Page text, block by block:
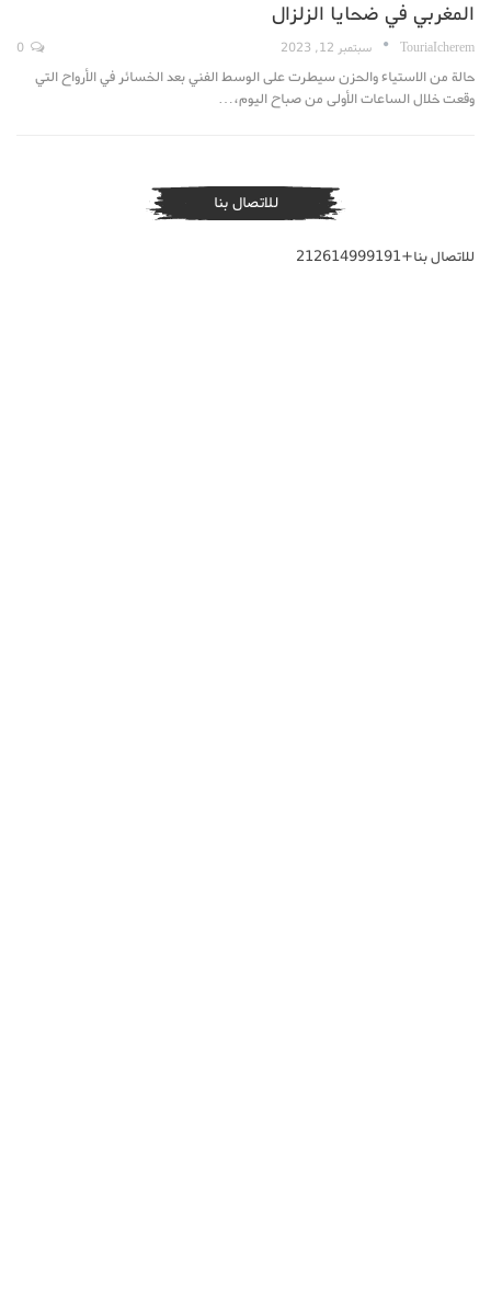
المغربي في ضحايا الزلزال
TouriaIcherem سبتمبر 12, 2023
حالة من الاستياء والحزن سيطرت على الوسط الفني بعد الخسائر في الأرواح التي
وقعت خلال الساعات الأولى من صباح اليوم،…
للاتصال بنا
للاتصال بنا+212614999191